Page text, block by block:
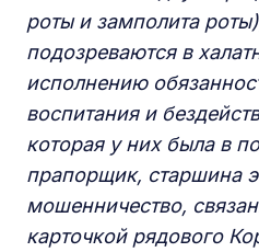
роты и замполита
подозреваются в
исполнению
воспитания и
которая у них была в
прапорщик, старшина
мошенничество,
карточкой рядового